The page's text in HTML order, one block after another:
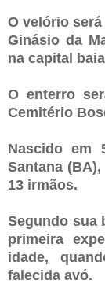
O velório
Ginásio da
na capital
O enterro
Cemitério
Nascido em
Santana
13 irmãos.
Segundo sua
primeira
idade,
falecida avó.